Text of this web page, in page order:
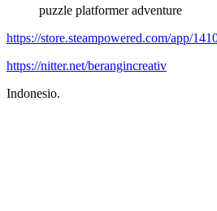
puzzle platformer adventure
https://store.steampowered.com/app/
https://nitter.net/berangincreativ
Indonesio.